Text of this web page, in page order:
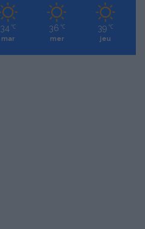
34 ℃
mar
36 ℃
mer
39 ℃
jeu